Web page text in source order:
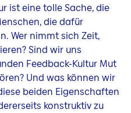
ist eine tolle Sache, die
die dafür
Wer nimmt sich Zeit,
Sind wir uns
Feedback-Kultur Mut
Und was können wir
beiden Eigenschaften
konstruktiv zu